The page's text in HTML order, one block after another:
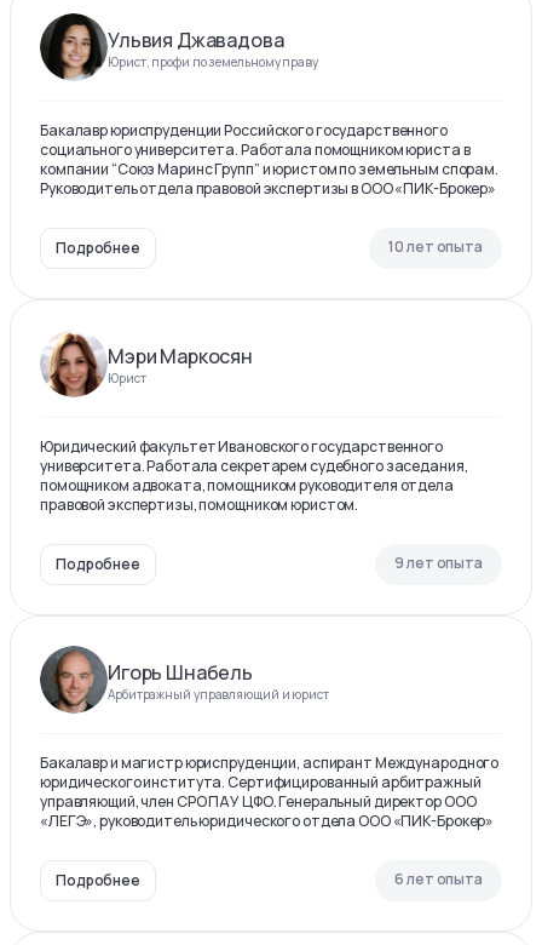
Ульвия Джавадова
Юрист, профи по земельному праву
Бакалавр юриспруденции Российского государственного
социального университета. Работала помощником юриста в
компании “Союз Маринс Групп” и юристом по земельным спорам.
Руководитель отдела правовой экспертизы в ООО «ПИК-Брокер»
Подробнее 10 лет опыта
Мэри Маркосян
Юрист
Юридический факультет Ивановского государственного
университета. Работала секретарем судебного заседания,
помощником адвоката, помощником руководителя отдела
правовой экспертизы, помощником юристом.
Подробнее 9 лет опыта
Игорь Шнабель
Арбитражный управляющий и юрист
Бакалавр и магистр юриспруденции, аспирант Международного
юридического института. Сертифицированный арбитражный
управляющий, член СРО ПАУ ЦФО. Генеральный директор ООО
«ЛЕГЭ», руководитель юридического отдела ООО «ПИК-Брокер»
Подробнее 6 лет опыта